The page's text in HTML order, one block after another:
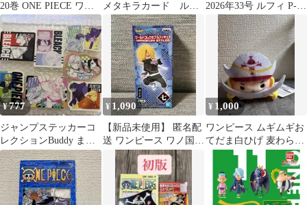
20巻 ONE PIECE ワン
ピース 2冊セット
メタキラカード ルフ
ィ 2枚セット
2026年33号 ルフィ P-
159 ワンピースカード
¥777
ジャンプステッカーコ
レクションBuddy まと
め売り
¥1,090
【新品未使用】 匿名配
送 ワンピース ワノ国ス
タイル サンジ
¥ 1,000
ワンピース ムギムギお
てだま白ひげ 麦わらス
トア ぬいぐるみ ONE